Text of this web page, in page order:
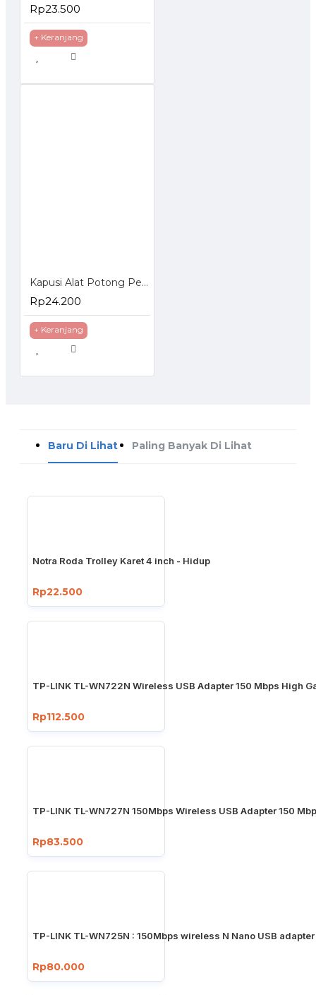
Rp23.500
+ Keranjang
Kapusi Alat Potong Pemotong Pisau Kaca K-8736
Rp24.200
+ Keranjang
Baru Di Lihat Paling Banyak Di Lihat
Notra Roda Trolley Karet 4 inch - Hidup
Rp22.500
TP-LINK TL-WN722N Wireless USB Adapter 150 Mbps High
Rp112.500
TP-LINK TL-WN727N 150Mbps Wireless USB Adapter 150
Rp83.500
TP-LINK TL-WN725N : 150Mbps wireless N Nano USB adapter
Rp80.000